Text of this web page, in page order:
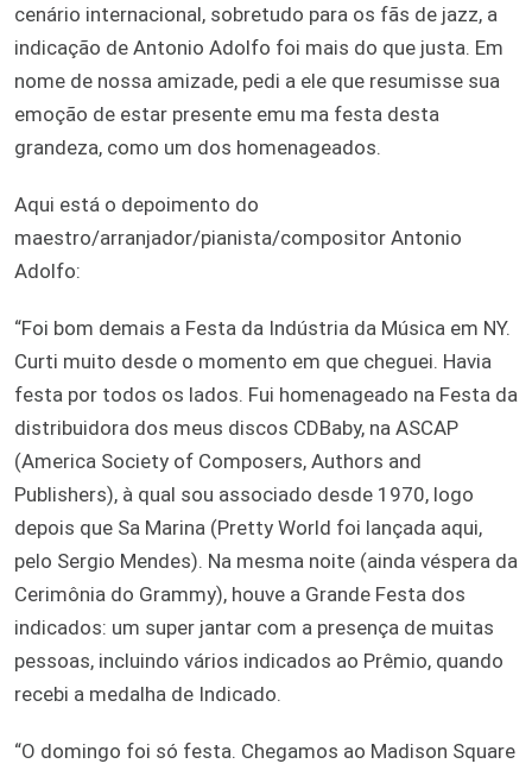
cenário internacional, sobretudo para os fãs de jazz, a
indicação de Antonio Adolfo foi mais do que justa. Em
nome de nossa amizade, pedi a ele que resumisse sua
emoção de estar presente emu ma festa desta
grandeza, como um dos homenageados.
Aqui está o depoimento do
maestro/arranjador/pianista/compositor Antonio
Adolfo:
“Foi bom demais a Festa da Indústria da Música em NY.
Curti muito desde o momento em que cheguei. Havia
festa por todos os lados. Fui homenageado na Festa da
distribuidora dos meus discos CDBaby, na ASCAP
(America Society of Composers, Authors and
Publishers), à qual sou associado desde 1970, logo
depois que Sa Marina (Pretty World foi lançada aqui,
pelo Sergio Mendes). Na mesma noite (ainda véspera da
Cerimônia do Grammy), houve a Grande Festa dos
indicados: um super jantar com a presença de muitas
pessoas, incluindo vários indicados ao Prêmio, quando
recebi a medalha de Indicado.
“O domingo foi só festa. Chegamos ao Madison Square